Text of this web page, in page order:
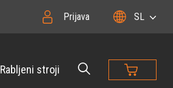
Prijava SL
Rabljeni stroji